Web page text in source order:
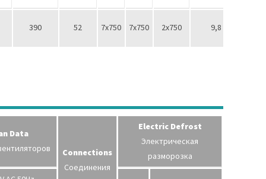
390 52 7х750 7х750 2х750 9,8
Data
Connections
Соединения
Electric Defrost
Электрическая
разморозка